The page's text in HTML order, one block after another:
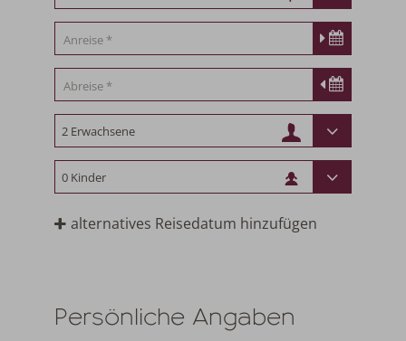
alternatives Reisedatum hinzufügen
Persönliche Angaben